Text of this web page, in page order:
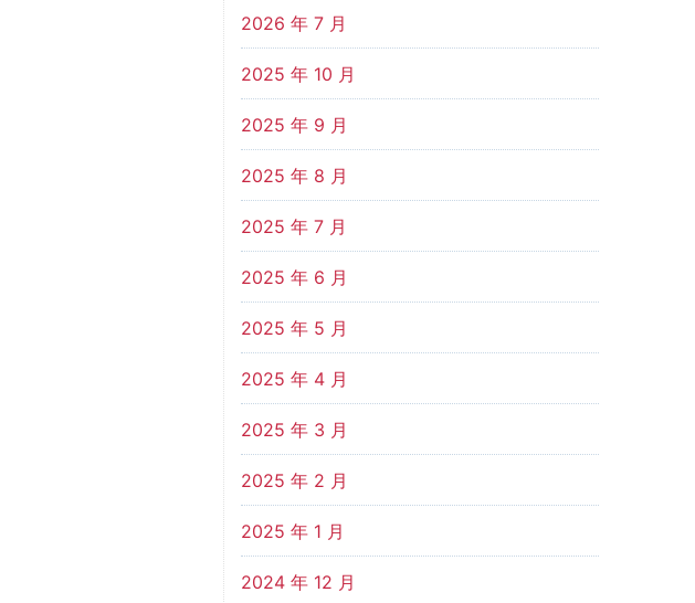
2026 年 7 月
2025 年 10 月
2025 年 9 月
2025 年 8 月
2025 年 7 月
2025 年 6 月
2025 年 5 月
2025 年 4 月
2025 年 3 月
2025 年 2 月
2025 年 1 月
2024 年 12 月